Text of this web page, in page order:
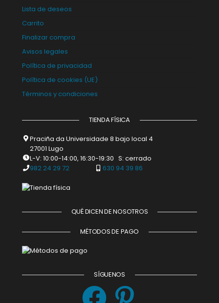
Lista de deseos
Carrito
Finalizar compra
Avisos legales
Política de privacidad
Política de cookies (UE)
Términos y condiciones
TIENDA FÍSICA
Praciña da Universidade 8 bajo local 4
27001 Lugo
L-V: 10:00-14:00, 16:30-19:30 S: cerrado
982 24 29 72
630 94 39 86
QUÉ DICEN DE NOSOTROS
MÉTODOS DE PAGO
SÍGUENOS